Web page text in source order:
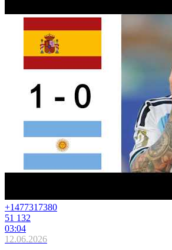
+1477317380
51 132
03:04
12.06.2026